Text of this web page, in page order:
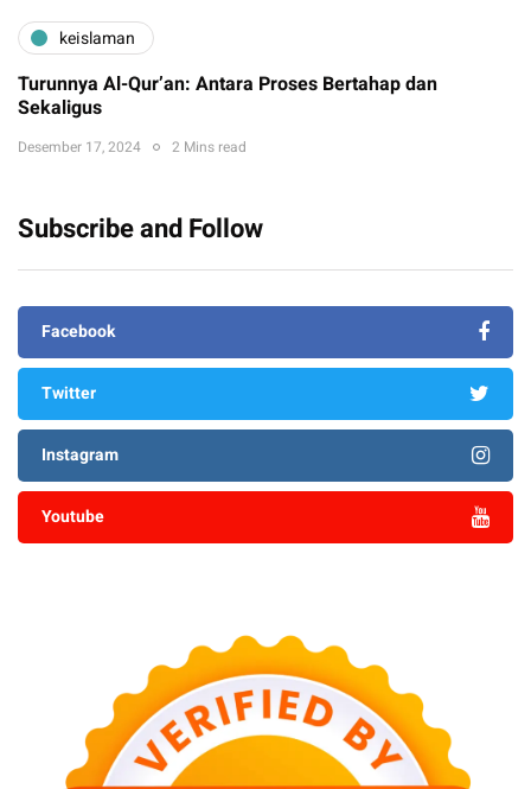
keislaman
Turunnya Al-Qur’an: Antara Proses Bertahap dan
Sekaligus
Desember 17, 2024 2 Mins read
Subscribe and Follow
Facebook
Twitter
Instagram
Youtube